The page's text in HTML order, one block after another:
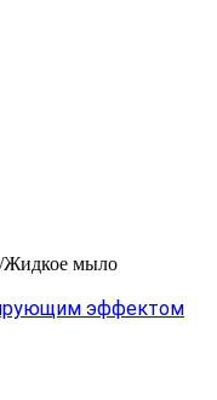
Жидкое мыло
эффектом